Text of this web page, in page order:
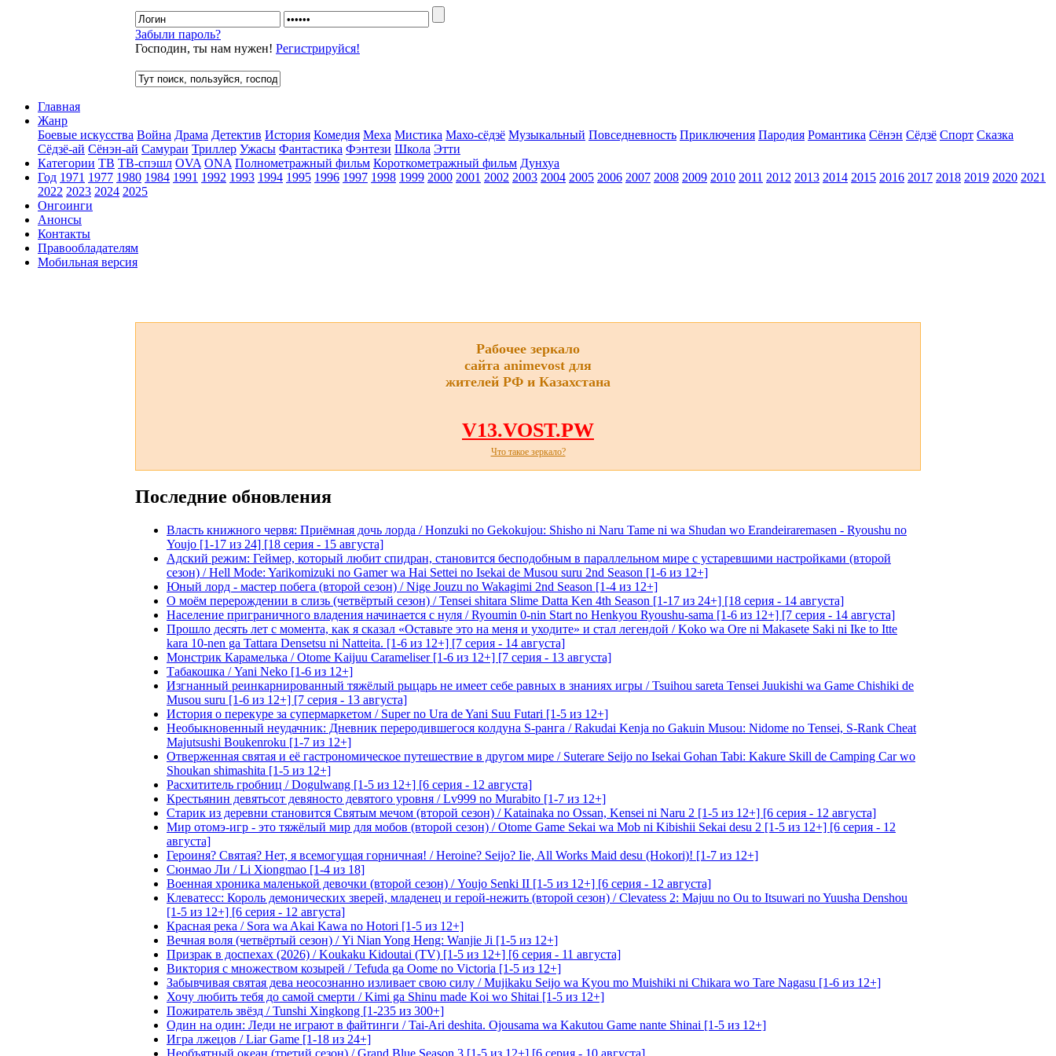
Забыли пароль?
Господин, ты нам нужен! Регистрируйся!
Главная
Жанр
Боевые искусства Война Драма Детектив История Комедия Меха Мистика Махо-сёдзё Музыкальный Повседневность Приключения Пародия Романтика Сёнэн Сёдзё Спорт Сказка
Сёдзё-ай Сёнэн-ай Самураи Триллер Ужасы Фантастика Фэнтези Школа Этти
Категории ТВ ТВ-спэшл OVA ONA Полнометражный фильм Короткометражный фильм Дунхуа
Год 1971 1977 1980 1984 1991 1992 1993 1994 1995 1996 1997 1998 1999 2000 2001 2002 2003 2004 2005 2006 2007 2008 2009 2010 2011 2012 2013 2014 2015 2016 2017 2018 2019 2020 2021
2022 2023 2024 2025
Онгоинги
Анонсы
Контакты
Правообладателям
Мобильная версия
Рабочее зеркало
сайта animevost для
жителей РФ и Казахстана
V13.VOST.PW
Что такое зеркало?
Последние обновления
Власть книжного червя: Приёмная дочь лорда / Honzuki no Gekokujou: Shisho ni Naru Tame ni wa Shudan wo Erandeiraremasen - Ryoushu no
Youjo [1-17 из 24] [18 серия - 15 августа]
Адский режим: Геймер, который любит спидран, становится бесподобным в параллельном мире с устаревшими настройками (второй
сезон) / Hell Mode: Yarikomizuki no Gamer wa Hai Settei no Isekai de Musou suru 2nd Season [1-6 из 12+]
Юный лорд - мастер побега (второй сезон) / Nige Jouzu no Wakagimi 2nd Season [1-4 из 12+]
О моём перерождении в слизь (четвёртый сезон) / Tensei shitara Slime Datta Ken 4th Season [1-17 из 24+] [18 серия - 14 августа]
Население приграничного владения начинается с нуля / Ryoumin 0-nin Start no Henkyou Ryoushu-sama [1-6 из 12+] [7 серия - 14 августа]
Прошло десять лет с момента, как я сказал «Оставьте это на меня и уходите» и стал легендой / Koko wa Ore ni Makasete Saki ni Ike to Itte
kara 10-nen ga Tattara Densetsu ni Natteita. [1-6 из 12+] [7 серия - 14 августа]
Монстрик Карамелька / Otome Kaijuu Carameliser [1-6 из 12+] [7 серия - 13 августа]
Табакошка / Yani Neko [1-6 из 12+]
Изгнанный реинкарнированный тяжёлый рыцарь не имеет себе равных в знаниях игры / Tsuihou sareta Tensei Juukishi wa Game Chishiki de
Musou suru [1-6 из 12+] [7 серия - 13 августа]
История о перекуре за супермаркетом / Super no Ura de Yani Suu Futari [1-5 из 12+]
Необыкновенный неудачник: Дневник переродившегося колдуна S-ранга / Rakudai Kenja no Gakuin Musou: Nidome no Tensei, S-Rank Cheat
Majutsushi Boukenroku [1-7 из 12+]
Отверженная святая и её гастрономическое путешествие в другом мире / Suterare Seijo no Isekai Gohan Tabi: Kakure Skill de Camping Car wo
Shoukan shimashita [1-5 из 12+]
Расхититель гробниц / Dogulwang [1-5 из 12+] [6 серия - 12 августа]
Крестьянин девятьсот девяносто девятого уровня / Lv999 no Murabito [1-7 из 12+]
Старик из деревни становится Святым мечом (второй сезон) / Katainaka no Ossan, Kensei ni Naru 2 [1-5 из 12+] [6 серия - 12 августа]
Мир отомэ-игр - это тяжёлый мир для мобов (второй сезон) / Otome Game Sekai wa Mob ni Kibishii Sekai desu 2 [1-5 из 12+] [6 серия - 12
августа]
Героиня? Святая? Нет, я всемогущая горничная! / Heroine? Seijo? Iie, All Works Maid desu (Hokori)! [1-7 из 12+]
Сюнмао Ли / Li Xiongmao [1-4 из 18]
Военная хроника маленькой девочки (второй сезон) / Youjo Senki II [1-5 из 12+] [6 серия - 12 августа]
Клеватесс: Король демонических зверей, младенец и герой-нежить (второй сезон) / Clevatess 2: Majuu no Ou to Itsuwari no Yuusha Denshou
[1-5 из 12+] [6 серия - 12 августа]
Красная река / Sora wa Akai Kawa no Hotori [1-5 из 12+]
Вечная воля (четвёртый сезон) / Yi Nian Yong Heng: Wanjie Ji [1-5 из 12+]
Призрак в доспехах (2026) / Koukaku Kidoutai (TV) [1-5 из 12+] [6 серия - 11 августа]
Виктория с множеством козырей / Tefuda ga Oome no Victoria [1-5 из 12+]
Забывчивая святая дева неосознанно изливает свою силу / Mujikaku Seijo wa Kyou mo Muishiki ni Chikara wo Tare Nagasu [1-6 из 12+]
Хочу любить тебя до самой смерти / Kimi ga Shinu made Koi wo Shitai [1-5 из 12+]
Пожиратель звёзд / Tunshi Xingkong [1-235 из 300+]
Один на один: Леди не играют в файтинги / Tai-Ari deshita. Ojousama wa Kakutou Game nante Shinai [1-5 из 12+]
Игра лжецов / Liar Game [1-18 из 24+]
Необъятный океан (третий сезон) / Grand Blue Season 3 [1-5 из 12+] [6 серия - 10 августа]